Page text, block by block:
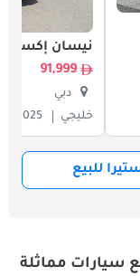
نيسان إكستيرا
91,999
دبي
خليجي
2025
للبيع
سيارات مماثلة